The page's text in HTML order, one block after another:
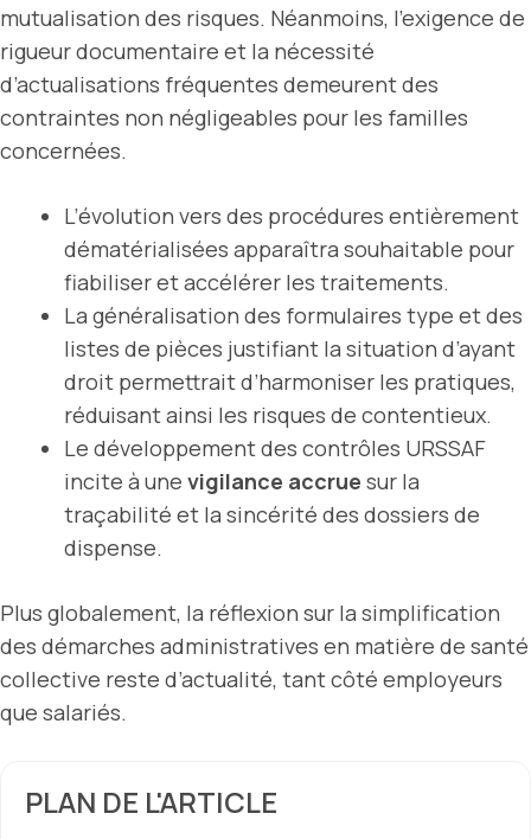
mutualisation des risques. Néanmoins, l’exigence de
rigueur documentaire et la nécessité
d’actualisations fréquentes demeurent des
contraintes non négligeables pour les familles
concernées.
L’évolution vers des procédures entièrement
dématérialisées apparaîtra souhaitable pour
fiabiliser et accélérer les traitements.
La généralisation des formulaires type et des
listes de pièces justifiant la situation d’ayant
droit permettrait d’harmoniser les pratiques,
réduisant ainsi les risques de contentieux.
Le développement des contrôles URSSAF
incite à une vigilance accrue sur la
traçabilité et la sincérité des dossiers de
dispense.
Plus globalement, la réflexion sur la simplification
des démarches administratives en matière de santé
collective reste d’actualité, tant côté employeurs
que salariés.
PLAN DE L'ARTICLE